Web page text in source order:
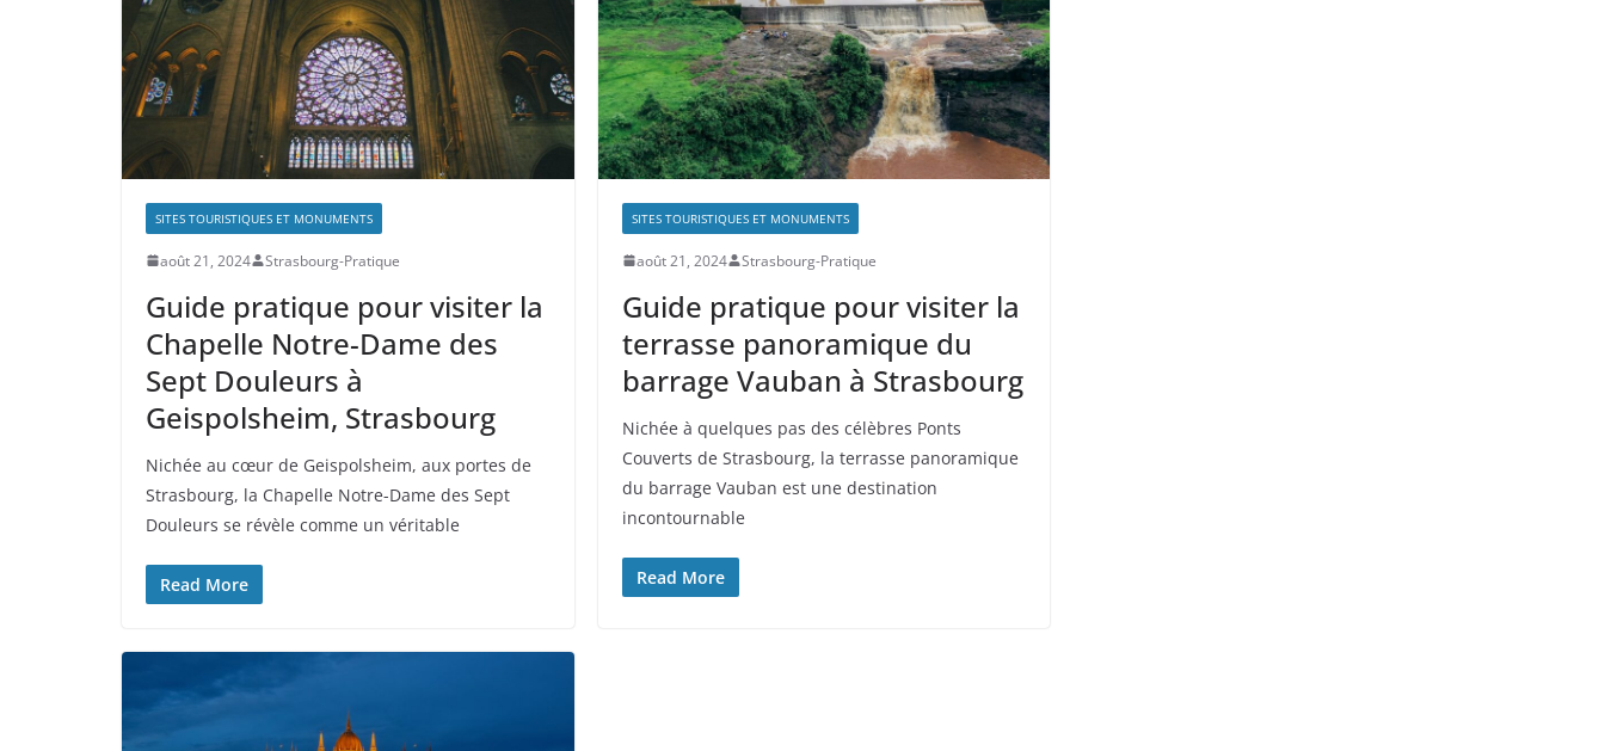
SITES TOURISTIQUES ET MONUMENTS
août 21, 2024 Strasbourg-Pratique
Guide pratique pour visiter la
Chapelle Notre-Dame des
Sept Douleurs à
Geispolsheim, Strasbourg
Nichée au cœur de Geispolsheim, aux portes de
Strasbourg, la Chapelle Notre-Dame des Sept
Douleurs se révèle comme un véritable
Read More
SITES TOURISTIQUES ET MONUMENTS
août 21, 2024 Strasbourg-Pratique
Guide pratique pour visiter la
terrasse panoramique du
barrage Vauban à Strasbourg
Nichée à quelques pas des célèbres Ponts
Couverts de Strasbourg, la terrasse panoramique
du barrage Vauban est une destination
incontournable
Read More